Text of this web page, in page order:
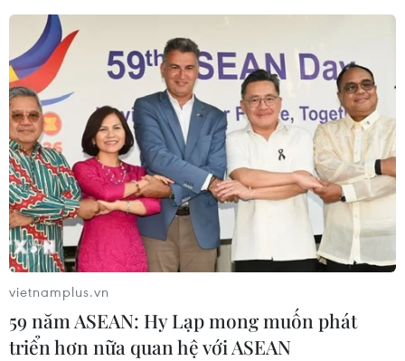
vietnamplus.vn
59 năm ASEAN: Hy Lạp mong muốn phát
triển hơn nữa quan hệ với ASEAN